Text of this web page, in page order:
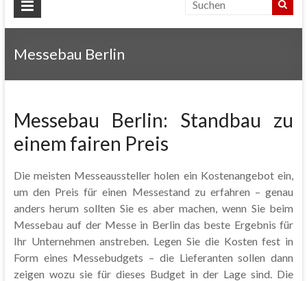
Messestände
für
Messebau Berlin
Messebau Berlin: Standbau zu
einem fairen Preis
Die meisten Messeaussteller holen ein Kostenangebot ein,
um den Preis für einen Messestand zu erfahren – genau
anders herum sollten Sie es aber machen, wenn Sie beim
Messebau auf der Messe in Berlin das beste Ergebnis für
Ihr Unternehmen anstreben. Legen Sie die Kosten fest in
Form eines Messebudgets – die Lieferanten sollen dann
zeigen wozu sie für dieses Budget in der Lage sind. Die